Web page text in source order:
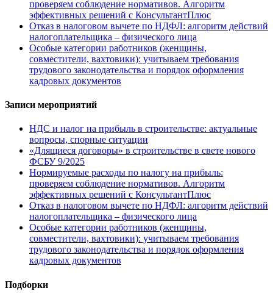
проверяем соблюдение нормативов. Алгоритм
эффективных решений с КонсультантПлюс
Отказ в налоговом вычете по НДФЛ: алгоритм действий
налогоплательщика – физического лица
Особые категории работников (женщины,
совместители, вахтовики): учитываем требования
трудового законодательства и порядок оформления
кадровых документов
Записи мероприятий
НДС и налог на прибыль в строительстве: актуальные
вопросы, спорные ситуации
«Длящиеся договоры» в строительстве в свете нового
ФСБУ 9/2025
Нормируемые расходы по налогу на прибыль:
проверяем соблюдение нормативов. Алгоритм
эффективных решений с КонсультантПлюс
Отказ в налоговом вычете по НДФЛ: алгоритм действий
налогоплательщика – физического лица
Особые категории работников (женщины,
совместители, вахтовики): учитываем требования
трудового законодательства и порядок оформления
кадровых документов
Подборки